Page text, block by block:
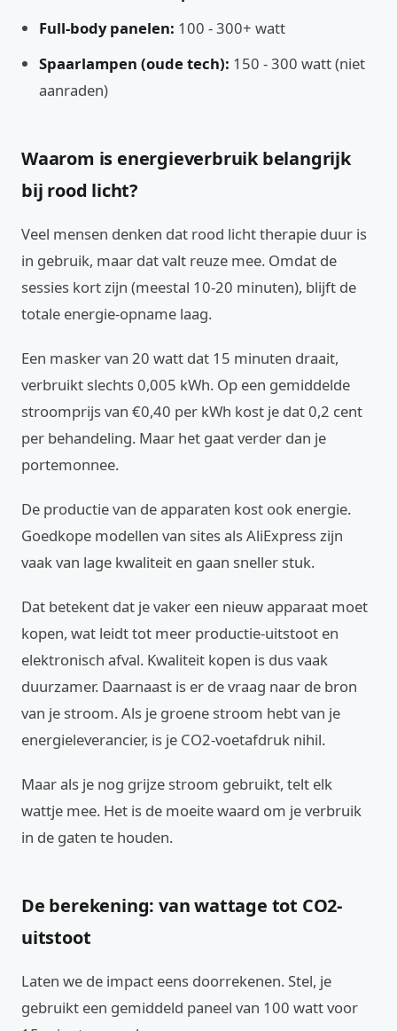
Full-body panelen: 100 - 300+ watt
Spaarlampen (oude tech): 150 - 300 watt (niet
aanraden)
Waarom is energieverbruik belangrijk
bij rood licht?
Veel mensen denken dat rood licht therapie duur is
in gebruik, maar dat valt reuze mee. Omdat de
sessies kort zijn (meestal 10-20 minuten), blijft de
totale energie-opname laag.
Een masker van 20 watt dat 15 minuten draait,
verbruikt slechts 0,005 kWh. Op een gemiddelde
stroomprijs van €0,40 per kWh kost je dat 0,2 cent
per behandeling. Maar het gaat verder dan je
portemonnee.
De productie van de apparaten kost ook energie.
Goedkope modellen van sites als AliExpress zijn
vaak van lage kwaliteit en gaan sneller stuk.
Dat betekent dat je vaker een nieuw apparaat moet
kopen, wat leidt tot meer productie-uitstoot en
elektronisch afval. Kwaliteit kopen is dus vaak
duurzamer. Daarnaast is er de vraag naar de bron
van je stroom. Als je groene stroom hebt van je
energieleverancier, is je CO2-voetafdruk nihil.
Maar als je nog grijze stroom gebruikt, telt elk
wattje mee. Het is de moeite waard om je verbruik
in de gaten te houden.
De berekening: van wattage tot CO2-
uitstoot
Laten we de impact eens doorrekenen. Stel, je
gebruikt een gemiddeld paneel van 100 watt voor